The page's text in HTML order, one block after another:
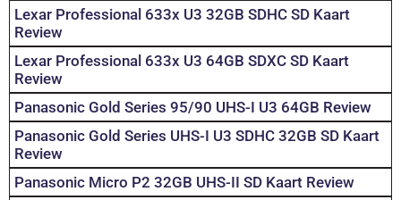
Lexar Professional 633x U3 32GB SDHC SD Kaart
Review
Lexar Professional 633x U3 64GB SDXC SD Kaart
Review
Panasonic Gold Series 95/90 UHS-I U3 64GB Review
Panasonic Gold Series UHS-I U3 SDHC 32GB SD Kaart
Review
Panasonic Micro P2 32GB UHS-II SD Kaart Review